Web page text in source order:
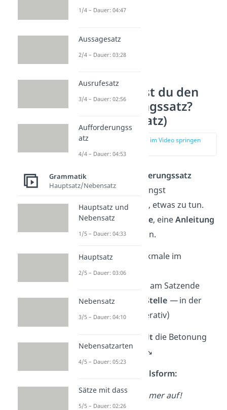
Wie erkennst du den
Aufforderungssatz?
(Imperativsatz)
zur Stelle im Video springen
Mit einem
Aufforderungssatz
(Imperativsatz) bringst
du jemanden dazu, etwas zu tun.
Das kann eine
Bitte, eineAnleitung
oder einBefehl
sein.
Die typischen Merkmale im
Schriftlichen:
am Satzende
→Verban erster Stelle—in der
Befehlsform (Imperativ)
fällt die Betonung
am Ende eherab
. ↘️
Beispiel mit Befehlsform:
Räumdein Zimmer auf!
1/4 – Dauer: 04:47
Aussagesatz
2/4 – Dauer: 03:28
Ausrufesatz
3/4 – Dauer: 02:56
Aufforderungss
atz
4/4 – Dauer: 04:53
Grammatik
Hauptsatz/Nebensatz
Hauptsatz und
Nebensatz
1/5 – Dauer: 04:33
Hauptsatz
2/5 – Dauer: 03:06
Nebensatz
3/5 – Dauer: 04:10
Nebensatzarten
4/5 – Dauer: 05:23
Sätze mit dass
5/5 – Dauer: 02:26